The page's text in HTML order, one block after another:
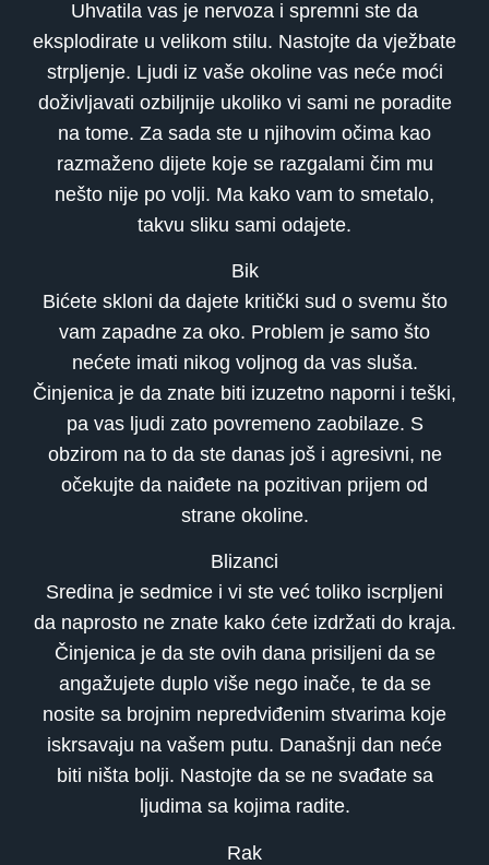
Uhvatila vas je nervoza i spremni ste da
eksplodirate u velikom stilu. Nastojte da vježbate
strpljenje. Ljudi iz vaše okoline vas neće moći
doživljavati ozbiljnije ukoliko vi sami ne poradite
na tome. Za sada ste u njihovim očima kao
razmaženo dijete koje se razgalami čim mu
nešto nije po volji. Ma kako vam to smetalo,
takvu sliku sami odajete.
Bik
Bićete skloni da dajete kritički sud o svemu što
vam zapadne za oko. Problem je samo što
nećete imati nikog voljnog da vas sluša.
Činjenica je da znate biti izuzetno naporni i teški,
pa vas ljudi zato povremeno zaobilaze. S
obzirom na to da ste danas još i agresivni, ne
očekujte da naiđete na pozitivan prijem od
strane okoline.
Blizanci
Sredina je sedmice i vi ste već toliko iscrpljeni
da naprosto ne znate kako ćete izdržati do kraja.
Činjenica je da ste ovih dana prisiljeni da se
angažujete duplo više nego inače, te da se
nosite sa brojnim nepredviđenim stvarima koje
iskrsavaju na vašem putu. Današnji dan neće
biti ništa bolji. Nastojte da se ne svađate sa
ljudima sa kojima radite.
Rak